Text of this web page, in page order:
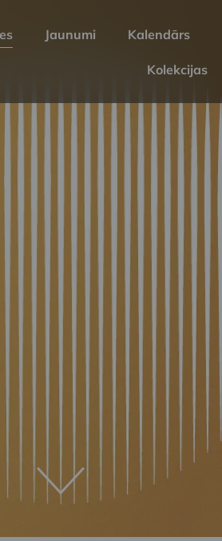
Jaunumi Kalendārs
Kolekcijas